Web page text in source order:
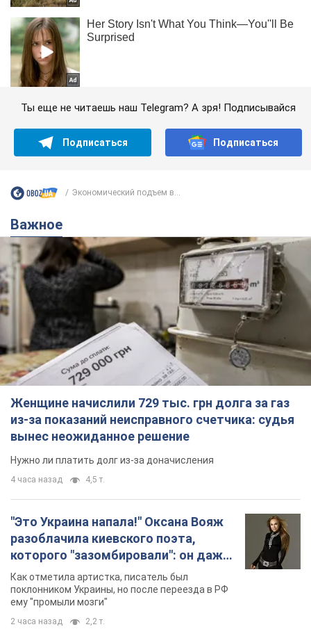
Ты еще не читаешь наш Telegram? А зря! Подписывайся
Подписаться Подписаться
Экономический подъем в...
Важное
Женщине начислили 729 тыс. грн долга за газ
из-за показаний неисправного счетчика: судья
вынес неожиданное решение
Нужно ли платить долг из-за доначисления
4 часа назад 4,5 т.
"Это Украина напала!" Оксана Вояж
разоблачила киевского поэта,
которого "зазомбировали": он даже
русского не знал, а теперь хочет
геноцида украинцев
Как отметила артистка, писатель был
поклонником Украины, но после переезда в РФ
ему "промыли мозги"
2 часа назад 2,2 т.